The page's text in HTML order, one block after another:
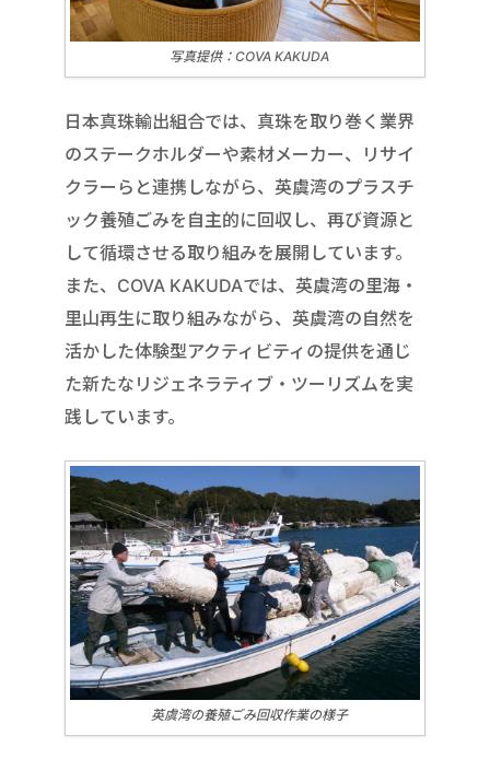
写真提供：COVA KAKUDA
日本真珠輸出組合では、真珠を取り巻く業界
のステークホルダーや素材メーカー、リサイ
クラーらと連携しながら、英虞湾のプラスチ
ック養殖ごみを自主的に回収し、再び資源と
して循環させる取り組みを展開しています。
また、COVA KAKUDAでは、英虞湾の里海・
里山再生に取り組みながら、英虞湾の自然を
活かした体験型アクティビティの提供を通じ
た新たなリジェネラティブ・ツーリズムを実
践しています。
英虞湾の養殖ごみ回収作業の様子